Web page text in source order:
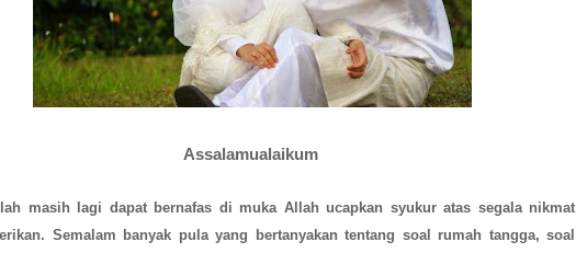
Assalamualaikum
masih lagi dapat bernafas di muka Allah ucapkan syukur atas segala nikmat
Semalam banyak pula yang bertanyakan tentang soal rumah tangga, soal